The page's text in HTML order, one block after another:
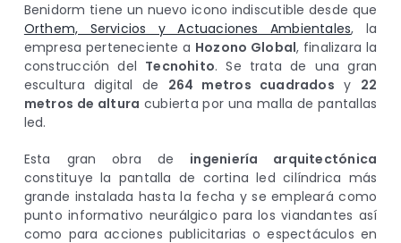
Benidorm tiene un nuevo icono indiscutible desde que
Orthem, Servicios y Actuaciones Ambientales, la
empresa perteneciente a Hozono Global, finalizara la
construcción del Tecnohito. Se trata de una gran
escultura digital de 264 metros cuadrados y 22
metros de altura cubierta por una malla de pantallas
led.
Esta gran obra de ingeniería arquitectónica
constituye la pantalla de cortina led cilíndrica más
grande instalada hasta la fecha y se empleará como
punto informativo neurálgico para los viandantes así
como para acciones publicitarias o espectáculos en